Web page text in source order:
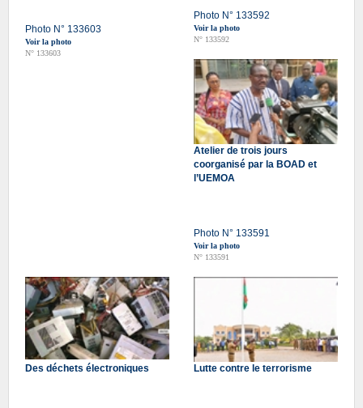
Photo N° 133603
Voir la photo
N° 133603
Photo N° 133592
Voir la photo
N° 133592
Atelier de trois jours
coorganisé par la BOAD et
l’UEMOA
Photo N° 133591
Voir la photo
N° 133591
Des déchets électroniques Lutte contre le terrorisme